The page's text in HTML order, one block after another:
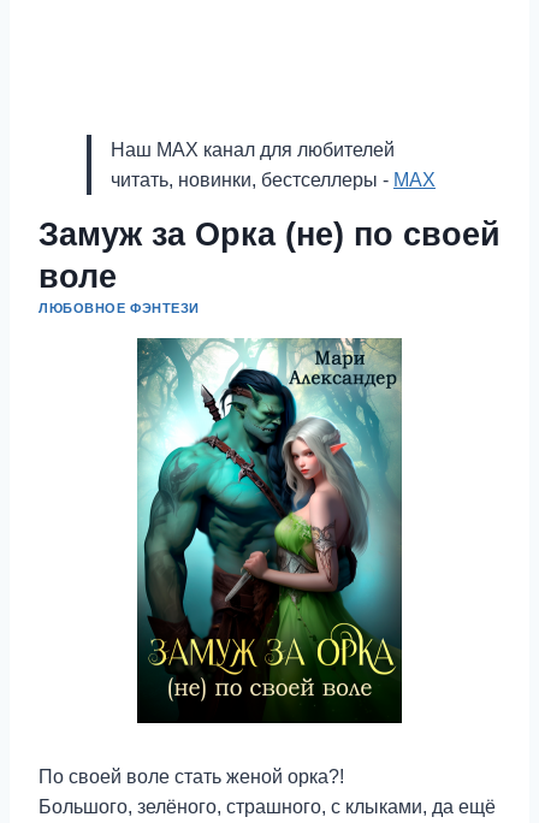
Наш MAX канал для любителей
читать, новинки, бестселлеры - MAX
Замуж за Орка (не) по своей
воле
ЛЮБОВНОЕ ФЭНТЕЗИ
По своей воле стать женой орка?!
Большого, зелёного, страшного, с клыками, да ещё